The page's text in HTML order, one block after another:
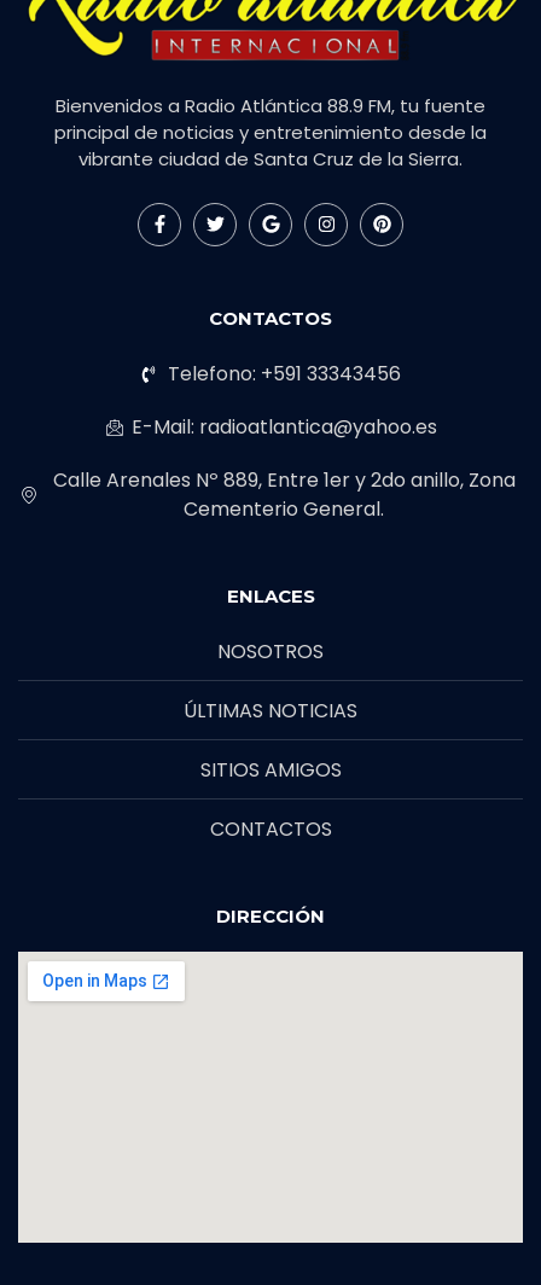
Bienvenidos a Radio Atlántica 88.9 FM, tu fuente
principal de noticias y entretenimiento desde la
vibrante ciudad de Santa Cruz de la Sierra.
CONTACTOS
Telefono: +591 33343456
E-Mail: radioatlantica@yahoo.es
Calle Arenales Nº 889, Entre 1er y 2do anillo, Zona
Cementerio General.
ENLACES
NOSOTROS
ÚLTIMAS NOTICIAS
SITIOS AMIGOS
CONTACTOS
DIRECCIÓN